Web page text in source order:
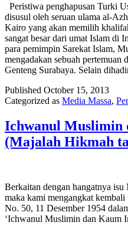
Peristiwa penghapusan Turki
disusul oleh seruan ulama al-
Kairo yang akan memilih
sangat besar dari umat Islam di
para pemimpin Sarekat Islam,
mengadakan sebuah
Genteng Surabaya. Selain
Published October 15, 2013
Categorized as Media Massa,
Ichwanul Muslimin
(Majalah Hikmah
Berkaitan dengan hangatnya
maka kami mengangkat
No. 50, 11 Desember 1954
‘Ichwanul Muslimin dan Kaum